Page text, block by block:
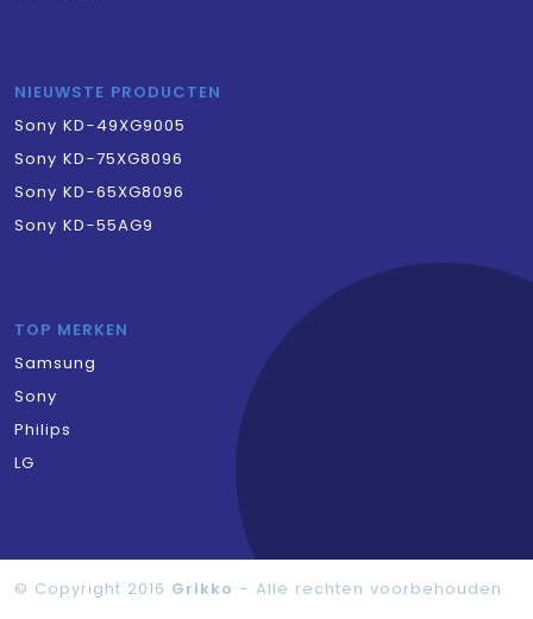
NIEUWSTE PRODUCTEN
Sony KD-49XG9005
Sony KD-75XG8096
Sony KD-65XG8096
Sony KD-55AG9
TOP MERKEN
Samsung
Sony
Philips
LG
© Copyright 2016 Grikko - Alle rechten voorbehouden